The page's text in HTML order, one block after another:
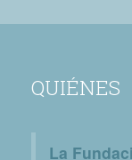
QUIÉNES
La